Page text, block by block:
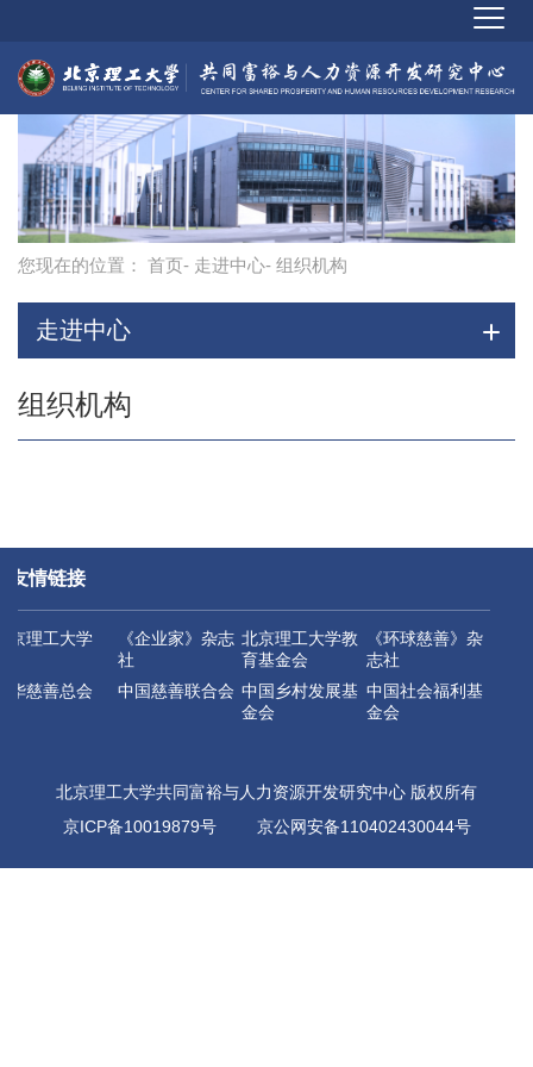
您现在的位置： 首页- 走进中心- 组织机构
走进中心
组织机构
友情链接
京理工大学
《企业家》杂志
社
北京理工大学教
育基金会
《环球慈善》杂
志社
华慈善总会
中国慈善联合会 中国乡村发展基
金会
中国社会福利基
金会
北京理工大学共同富裕与人力资源开发研究中心 版权所有
京ICP备10019879号
京公网安备110402430044号